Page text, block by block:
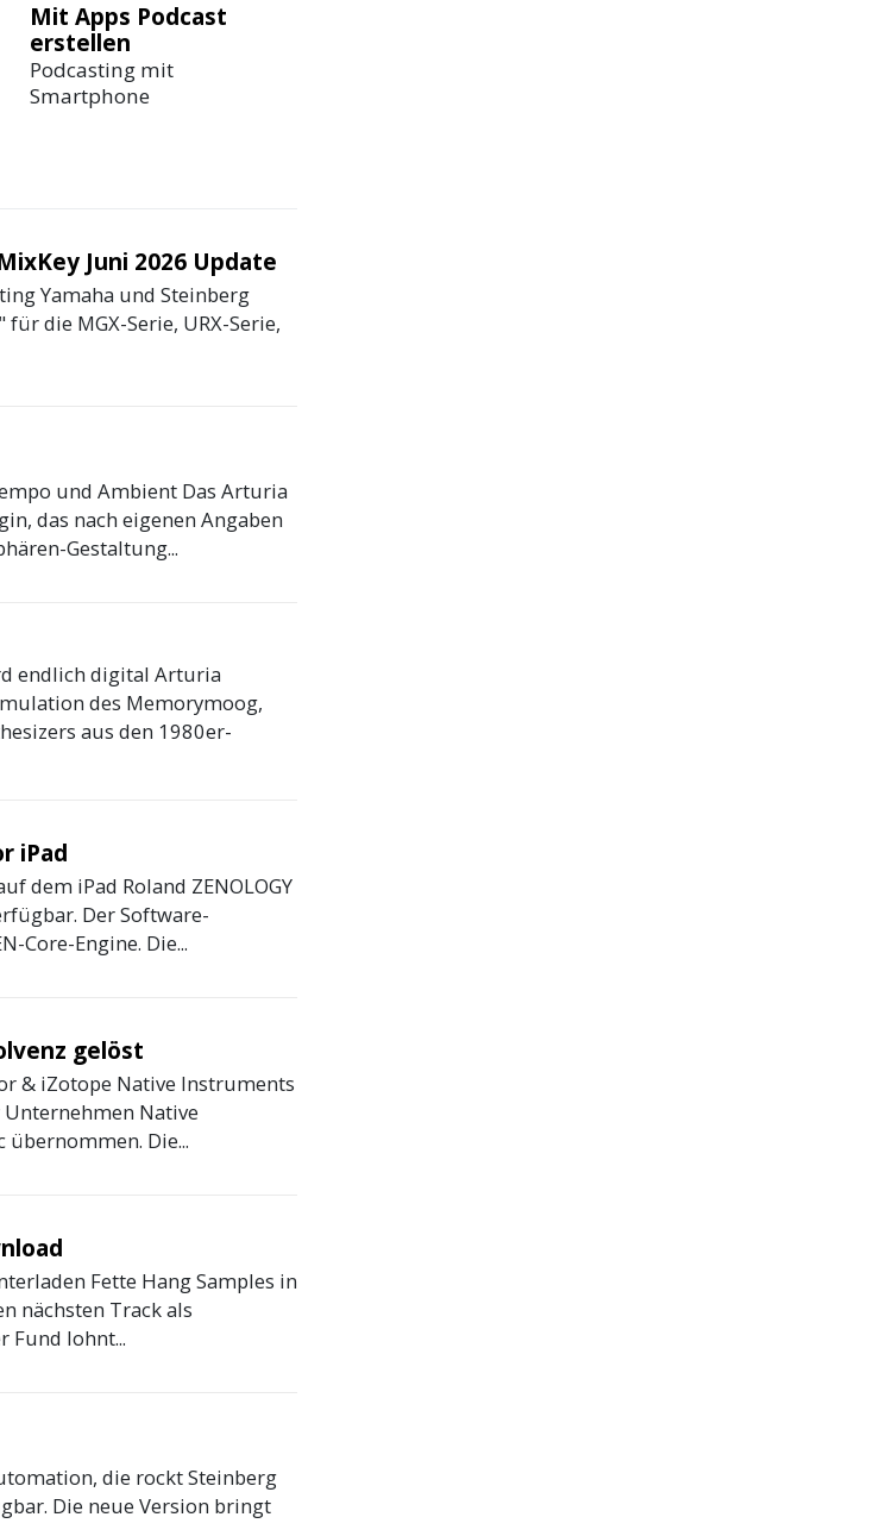
Mit Apps Podcast
erstellen
Podcasting mit
Smartphone
Juni 2026 Update
Yamaha und Steinberg
die MGX-Serie, URX-Serie,
und Ambient Das Arturia
das nach eigenen Angaben
Gestaltung...
endlich digital Arturia
des Memorymoog,
aus den 1980er-
iPad
dem iPad Roland ZENOLOGY
Der Software-
Core-Engine. Die...
gelöst
& iZotope Native Instruments
Native
Die...
Fette Hang Samples in
nächsten Track als
Fund lohnt...
die rockt Steinberg
Die neue Version bringt